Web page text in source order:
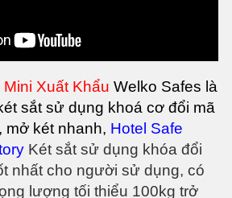
Xuất Khẩu Welko Safes là
sắt sử dụng khoá cơ đổi mã
mở két nhanh, Hotel Safe
Két sắt sử dụng khóa đổi
nhất cho người sử dụng, có
lượng tối thiểu 100kg trở